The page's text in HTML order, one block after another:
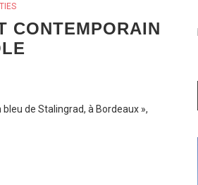
CONTEMPORAIN
de Stalingrad, à Bordeaux »,